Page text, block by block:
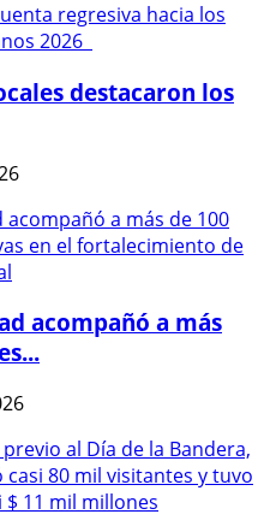
destacaron los
acompañó a más